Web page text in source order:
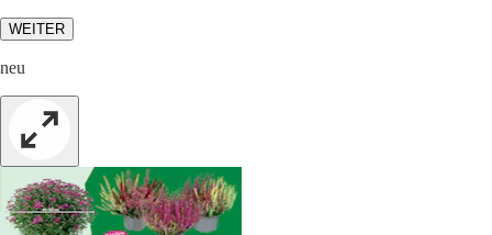
WEITER
neu